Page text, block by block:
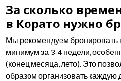
За сколько
в Корато нужно
Мы рекомендуем бронировать
минимум за 3-4 недели,
(конец месяца, лето). Это
образом организовать каждую